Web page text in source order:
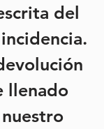
del
llenado